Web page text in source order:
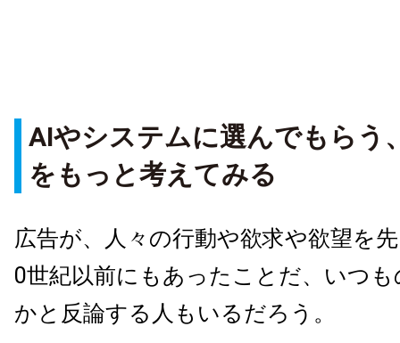
AIやシステムに選んでもらう
をもっと考えてみる
広告が、人々の行動や欲求や欲望を
0世紀以前にもあったことだ、いつ
かと反論する人もいるだろう。